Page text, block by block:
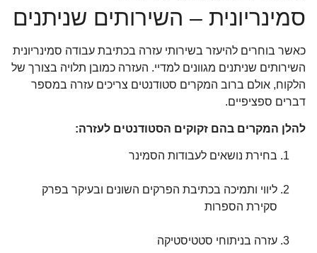
סמינריונית – השירותים שניתנים
כאשר בוחרים להיעזר בשירותי עזרה בכתיבת עבודה סמינריונית
השירותים שניתנים מגוונים למדיי. העזרה כמובן תלויה בצורך של
הלקוח, אולם ברוב המקרים סטודנטים צריכים עזרה במספר
דברים ספציפיים.
להלן המקרים בהם זקוקים הסטודנטים לעזרה:
בחירת נושאים לעבודות הסמינר
ליווי ותמיכה בכתיבת הפרקים השונים ובעיקר בפרק
סקירת הספרות
עזרה בניתוחי סטטיסטיקה